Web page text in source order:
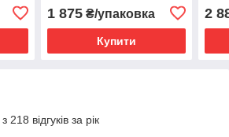
1 875₴/упаковка
Купити
2
відгуків за рік